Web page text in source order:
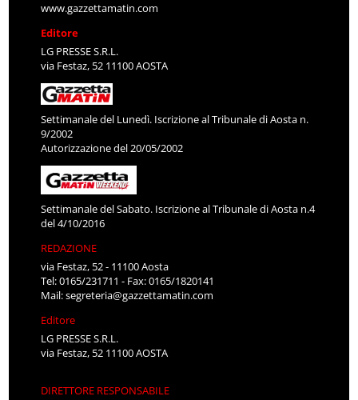
www.gazzettamatin.com
Editore
LG PRESSE S.R.L.
via Festaz, 52 11100 AOSTA
Settimanale del Lunedì. Iscrizione al Tribunale di Aosta n.
9/2002
Autorizzazione del 20/05/2002
Settimanale del Sabato. Iscrizione al Tribunale di Aosta n.4
del 4/10/2016
REDAZIONE
via Festaz, 52 - 11100 Aosta
Tel: 0165/231711 - Fax: 0165/1820141
Mail:segreteria@gazzettamatin.com
Editore
LG PRESSE S.R.L.
via Festaz, 52 11100 AOSTA
DIRETTORE RESPONSABILE